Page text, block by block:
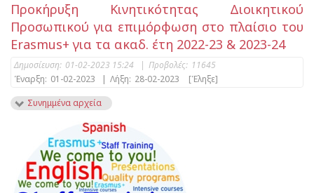
Προκήρυξη Κινητικότητας Διοικητικού
Προσωπικού για επιμόρφωση στο πλαίσιο του
Erasmus+ για τα ακαδ. έτη 2022-23 & 2023-24
Δημοσίευση: 01-02-2023 15:24 | Προβολές: 11645
Έναρξη: 01-02-2023 | Λήξη: 28-02-2023
[Έληξε]
Συνημμένα αρχεία